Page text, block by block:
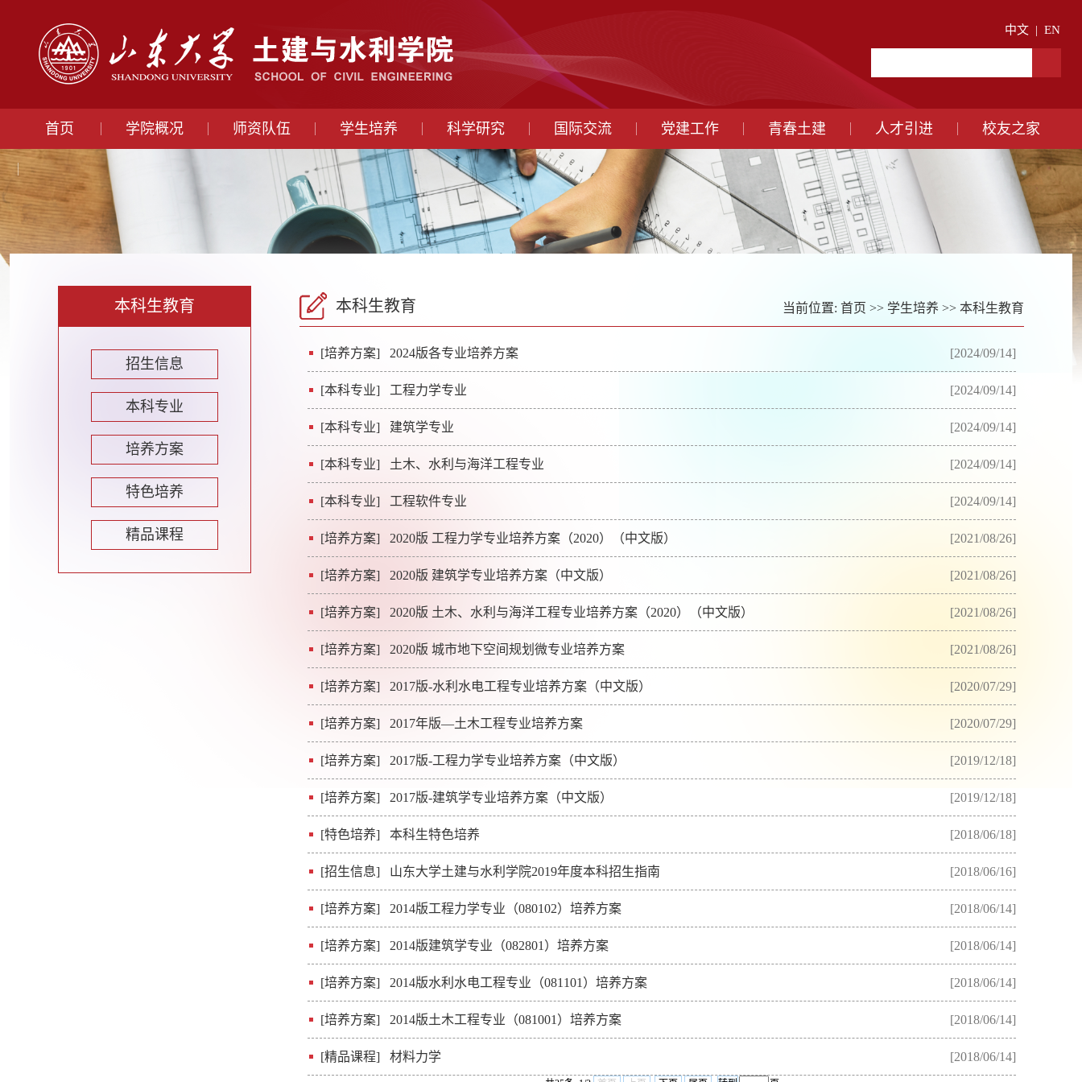
中文 | EN
首页 学院概况 师资队伍 学生培养 科学研究 国际交流 党建工作 青春土建 人才引进 校友之家
本科生教育
招生信息
本科专业
培养方案
特色培养
精品课程
本科生教育 当前位置: 首页 >> 学生培养 >> 本科生教育
[2024/09/14]
[培养方案] 2024版各专业培养方案
[2024/09/14]
[本科专业] 工程力学专业
[2024/09/14]
[本科专业] 建筑学专业
[2024/09/14]
[本科专业] 土木、水利与海洋工程专业
[2024/09/14]
[本科专业] 工程软件专业
[2021/08/26]
[培养方案] 2020版 工程力学专业培养方案（2020）（中文版）
[2021/08/26]
[培养方案] 2020版 建筑学专业培养方案（中文版）
[2021/08/26]
[培养方案] 2020版 土木、水利与海洋工程专业培养方案（2020）（中文版）
[2021/08/26]
[培养方案] 2020版 城市地下空间规划微专业培养方案
[2020/07/29]
[培养方案] 2017版-水利水电工程专业培养方案（中文版）
[2020/07/29]
[培养方案] 2017年版—土木工程专业培养方案
[2019/12/18]
[培养方案] 2017版-工程力学专业培养方案（中文版）
[2019/12/18]
[培养方案] 2017版-建筑学专业培养方案（中文版）
[2018/06/18]
[特色培养] 本科生特色培养
[2018/06/16]
[招生信息] 山东大学土建与水利学院2019年度本科招生指南
[2018/06/14]
[培养方案] 2014版工程力学专业（080102）培养方案
[2018/06/14]
[培养方案] 2014版建筑学专业（082801）培养方案
[2018/06/14]
[培养方案] 2014版水利水电工程专业（081101）培养方案
[2018/06/14]
[培养方案] 2014版土木工程专业（081001）培养方案
[2018/06/14]
[精品课程] 材料力学